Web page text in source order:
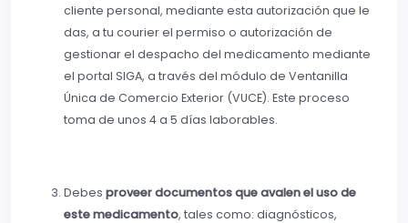
cliente personal, mediante esta autorización que le
das, a tu courier el permiso o autorización de
gestionar el despacho del medicamento mediante
el portal SIGA, a través del módulo de Ventanilla
Única de Comercio Exterior (VUCE). Este proceso
toma de unos 4 a 5 días laborables.
Debes proveer documentos que avalen el uso de
este medicamento, tales como: diagnósticos,